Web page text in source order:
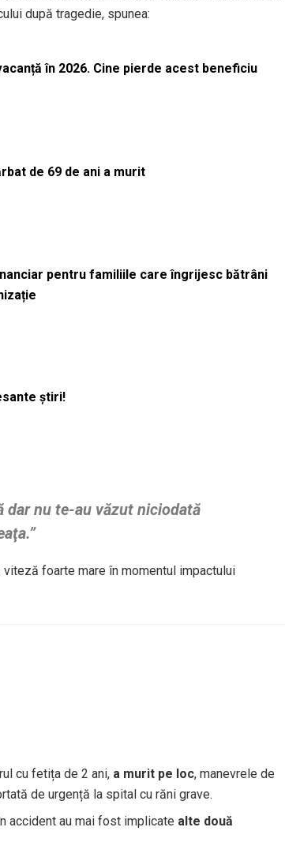
după tragedie, spunea:
în 2026. Cine pierde acest beneficiu
de 69 de ani a murit
pentru familiile care îngrijesc bătrâni
știri!
dar nu te-au văzut niciodată
foarte mare în momentul impactului
cu fetița de 2 ani, a murit pe loc, manevrele de
de urgență la spital cu răni grave.
accident au mai fost implicate alte două